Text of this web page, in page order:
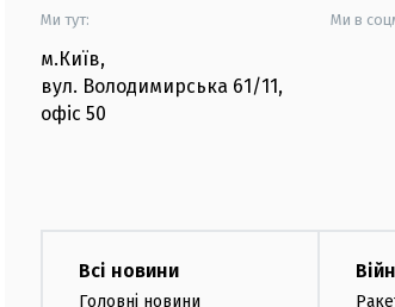
Ми тут:
м.Київ,
вул. Володимирська 61/11,
офіс 50
Ми в
Всі новини
Головні новини